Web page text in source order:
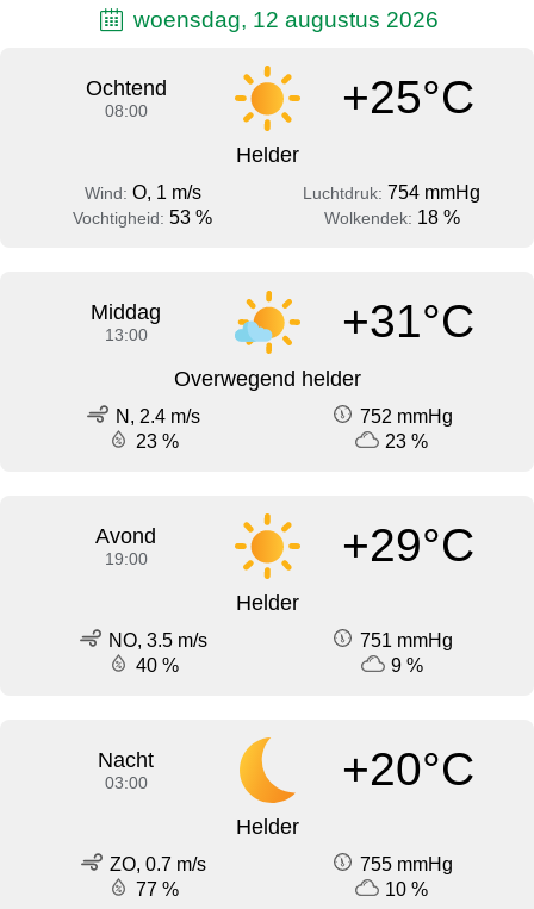
woensdag, 12 augustus 2026
Ochtend
08:00 +25°C
Helder
Wind: O, 1 m/s Luchtdruk: 754 mmHg
Vochtigheid: 53 % Wolkendek: 18 %
Middag
13:00 +31°C
Overwegend helder
N, 2.4 m/s
752 mmHg
23 %
23 %
Avond
19:00 +29°C
Helder
NO, 3.5 m/s
751 mmHg
40 %
9 %
Nacht
03:00 +20°C
Helder
ZO, 0.7 m/s
755 mmHg
77 %
10 %